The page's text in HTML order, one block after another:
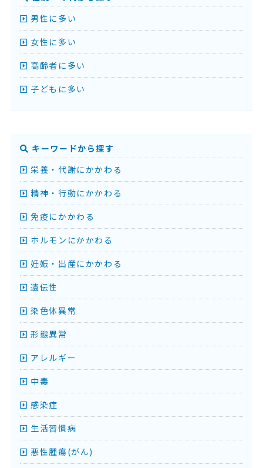
男性に多い
女性に多い
高齢者に多い
子どもに多い
キーワードから探す
栄養・代謝にかかわる
精神・行動にかかわる
免疫にかかわる
ホルモンにかかわる
妊娠・出産にかかわる
遺伝性
染色体異常
形態異常
アレルギー
中毒
感染症
生活習慣病
悪性腫瘍(がん)